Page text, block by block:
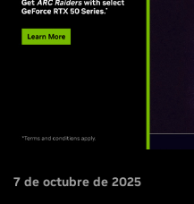
7 de octubre de 2025